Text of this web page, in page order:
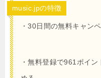
music.jpの特徴
・30日間の無料キャン
・無料登録で961ポイ